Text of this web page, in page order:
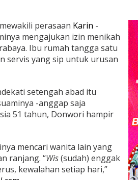
perasaan Karin -
mengajukan izin menikah
Ibu rumah tangga satu
servis yang sip untuk urusan
setengah abad itu
-anggap saja
51 tahun, Donwori hampir
mencari wanita lain yang
ranjang. “Wis(sudah) enggak
kewalahan setiap hari,”